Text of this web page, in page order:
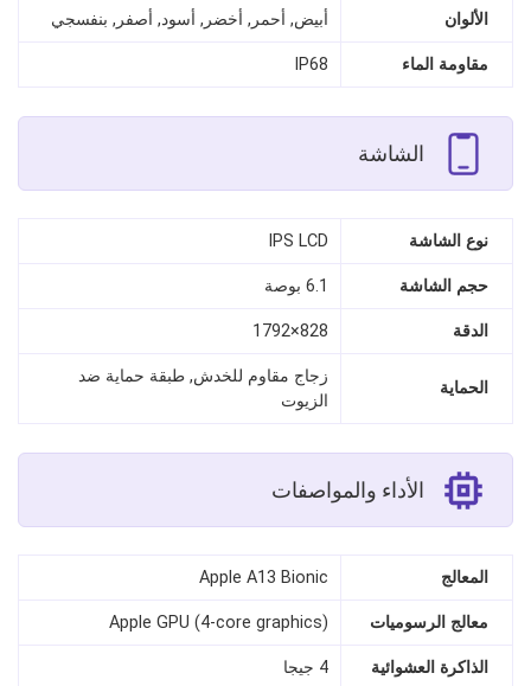
الألوان أبيض, أحمر, أخضر, أسود, أصفر, بنفسجي
مقاومة الماء IP68
الشاشة
نوع الشاشة IPS LCD
حجم الشاشة 6.1 بوصة
الدقة 828×1792
الحماية
زجاج مقاوم للخدش, طبقة حماية ضد
الزيوت
الأداء والمواصفات
المعالج Apple A13 Bionic
معالج الرسوميات Apple GPU (4-core graphics)
الذاكرة العشوائية 4 جيجا